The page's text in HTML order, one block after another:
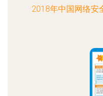
2018年中国网络安